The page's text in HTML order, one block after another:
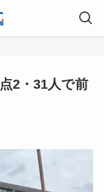
2・31人で前